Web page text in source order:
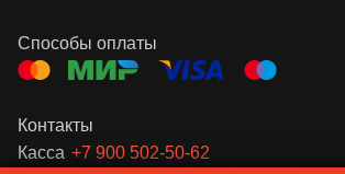
Способы оплаты
Контакты
Касса +7 900 502-50-62